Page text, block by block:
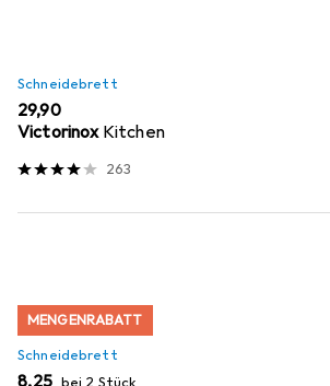
Schneidebrett
EUR
29,90
Victorinox Kitchen
263
MENGENRABATT
Schneidebrett
EUR
8,25